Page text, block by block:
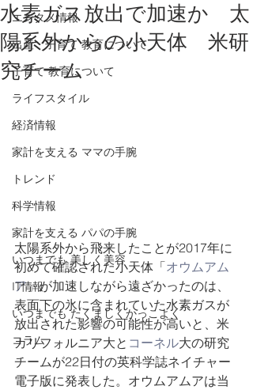
エンタメ情報
出産・子育て ​教育について
子育て ​教育について
ライフスタイル
経済情報
家計を支える ママの手腕
トレンド
科学情報
家計を支える パパの手腕
いつまでも ​美しく美容
IT情報
いつまでも ​たくましくかっこよく
コラム
水素ガス放出で加速か 太
陽系外からの小天体 米研
究チーム
太陽系外から飛来したことが2017年に
初めて確認された小天体「オウムアム
ア」が加速しながら遠ざかったのは、
表面下の氷に含まれていた水素ガスが
放出された影響の可能性が高いと、米
カリフォルニア大と コーネル大の研究
チームが22日付の英科学誌ネイチャー
電子版に発表した。オウムアムアは当